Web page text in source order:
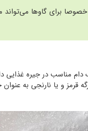
برای گاوها می‌تواند
مناسب در جیره غذایی
و یا نارنجی به عنوان